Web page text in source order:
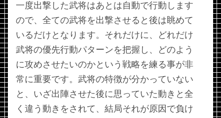
一度出撃した武将はあとは自動で行動します
ので、全ての武将を出撃させると後は眺めて
いるだけとなります。それだけに、どれだけ
武将の優先行動パターンを把握し、どのよう
に攻めさせたいのかという戦略を練る事が非
常に重要です。武将の特徴が分かっていない
と、いざ出陣させた後に思っていた動きと全
く違う動きをされて、結局それが原因で負け